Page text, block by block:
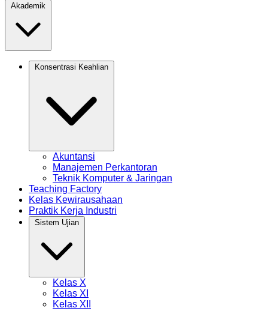
Akuntansi
Manajemen Perkantoran
Teknik Komputer & Jaringan
Teaching Factory
Kelas Kewirausahaan
Praktik Kerja Industri
Kelas X
Kelas XI
Kelas XII